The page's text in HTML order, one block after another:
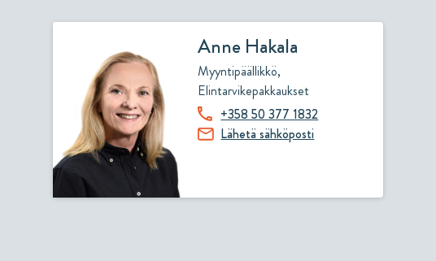
Anne Hakala
Myyntipäällikkö,
Elintarvikepakkaukset
+358 50 377 1832
Lähetä sähköposti